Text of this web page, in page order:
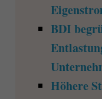
BDI
Höhere